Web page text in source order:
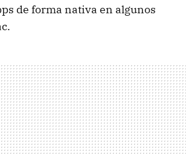
de forma nativa en algunos